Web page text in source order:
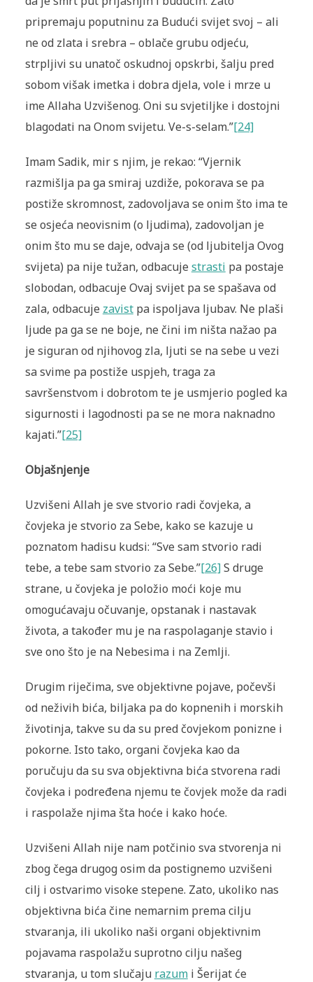
pripremaju poputninu za Budući svijet svoj – ali
ne od zlata i srebra – oblače grubu odjeću,
strpljivi su unatoč oskudnoj opskrbi, šalju pred
sobom višak imetka i dobra djela, vole i mrze u
ime Allaha Uzvišenog. Oni su svjetiljke i dostojni
blagodati na Onom svijetu. Ve-s-selam.”[24]
Imam Sadik, mir s njim, je rekao: “Vjernik
razmišlja pa ga smiraj uzdiže, pokorava se pa
postiže skromnost, zadovoljava se onim što ima te
se osjeća neovisnim (o ljudima), zadovoljan je
onim što mu se daje, odvaja se (od ljubitelja Ovog
svijeta) pa nije tužan, odbacuje strasti pa postaje
slobodan, odbacuje Ovaj svijet pa se spašava od
zala, odbacuje zavistpa ispoljava ljubav. Ne plaši
ljude pa ga se ne boje, ne čini im ništa nažao pa
je siguran od njihovog zla, ljuti se na sebe u vezi
sa svime pa postiže uspjeh, traga za
savršenstvom i dobrotom te je usmjerio pogled ka
sigurnosti i lagodnosti pa se ne mora naknadno
kajati.”[25]
Objašnjenje
Uzvišeni Allah je sve stvorio radi čovjeka, a
čovjeka je stvorio za Sebe, kako se kazuje u
poznatom hadisu kudsi: “Sve sam stvorio radi
tebe, a tebe sam stvorio za Sebe.”[26]S druge
strane, u čovjeka je položio moći koje mu
omogućavaju očuvanje, opstanak i nastavak
života, a također mu je na raspolaganje stavio i
sve ono što je na Nebesima i na Zemlji.
Drugim riječima, sve objektivne pojave, počevši
od neživih bića, biljaka pa do kopnenih i morskih
životinja, takve su da su pred čovjekom ponizne i
pokorne. Isto tako, organi čovjeka kao da
poručuju da su sva objektivna bića stvorena radi
čovjeka i podređena njemu te čovjek može da radi
i raspolaže njima šta hoće i kako hoće.
Uzvišeni Allah nije nam potčinio sva stvorenja ni
zbog čega drugog osim da postignemo uzvišeni
cilj i ostvarimo visoke stepene. Zato, ukoliko nas
objektivna bića čine nemarnim prema cilju
stvaranja, ili ukoliko naši organi objektivnim
pojavama raspolažu suprotno cilju našeg
stvaranja, u tom slučaju razumi Šerijat će